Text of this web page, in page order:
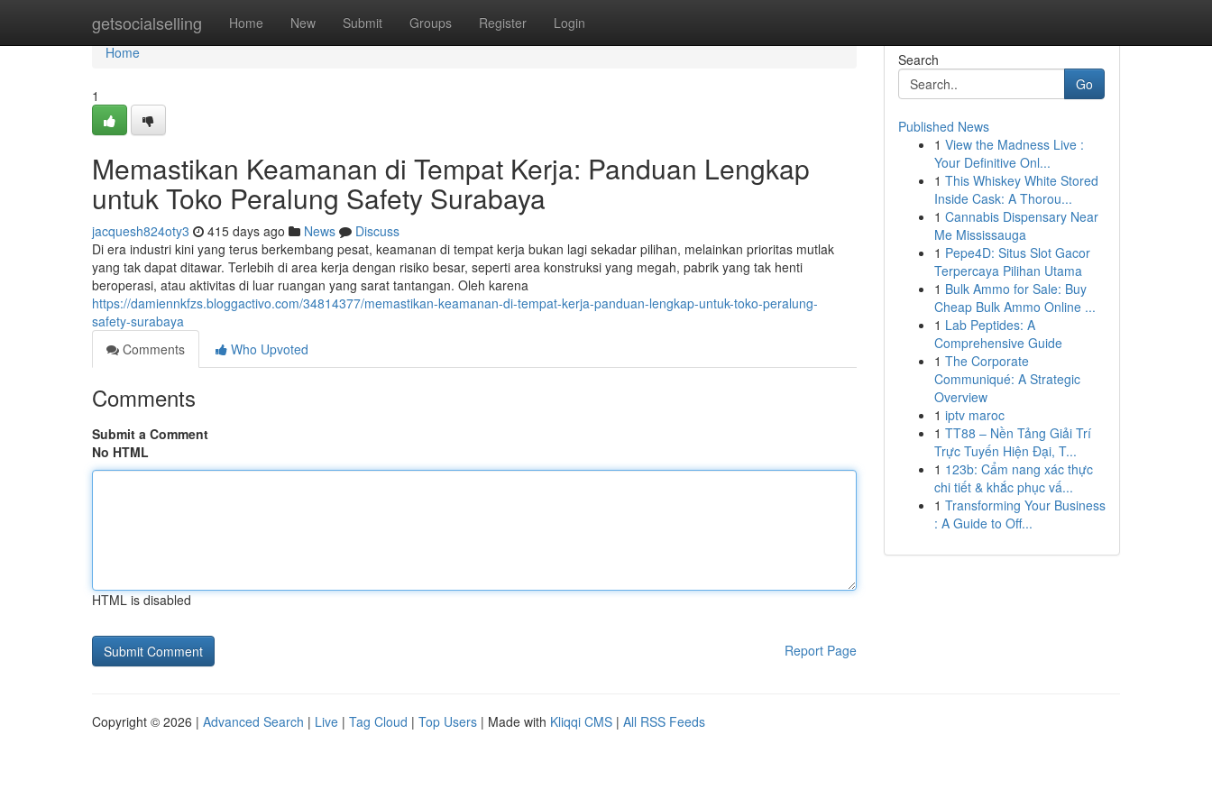
getsocialselling Home New Submit Groups Register Login
Home
Home
1
Memastikan Keamanan di Tempat Kerja: Panduan Lengkap
untuk Toko Peralung Safety Surabaya
jacquesh824oty3 415 days ago News
Discuss
Di era industri kini yang terus berkembang pesat, keamanan di tempat kerja bukan lagi sekadar pilihan, melainkan prioritas mutlak
yang tak dapat ditawar. Terlebih di area kerja dengan risiko besar, seperti area konstruksi yang megah, pabrik yang tak henti
beroperasi, atau aktivitas di luar ruangan yang sarat tantangan. Oleh karena
https://damiennkfzs.bloggactivo.com/34814377/memastikan-keamanan-di-tempat-kerja-panduan-lengkap-untuk-toko-peralung-
safety-surabaya
Comments
Who Upvoted
Comments
Submit a Comment
No HTML
HTML is disabled
Report Page
Search
Go
Published News
1 View the Madness Live :
Your Definitive Onl...
1 This Whiskey White Stored
Inside Cask: A Thorou...
1 Cannabis Dispensary Near
Me Mississauga
1 Pepe4D: Situs Slot Gacor
Terpercaya Pilihan Utama
1 Bulk Ammo for Sale: Buy
Cheap Bulk Ammo Online ...
1 Lab Peptides: A
Comprehensive Guide
1 The Corporate
Communiqué: A Strategic
Overview
1 iptv maroc
1 TT88 – Nền Tảng Giải Trí
Trực Tuyến Hiện Đại, T...
1 123b: Cẩm nang xác thực
chi tiết & khắc phục vấ...
1 Transforming Your Business
: A Guide to Off...
Copyright © 2026 | Advanced Search | Live | Tag Cloud | Top Users | Made with Kliqqi CMS | All RSS Feeds